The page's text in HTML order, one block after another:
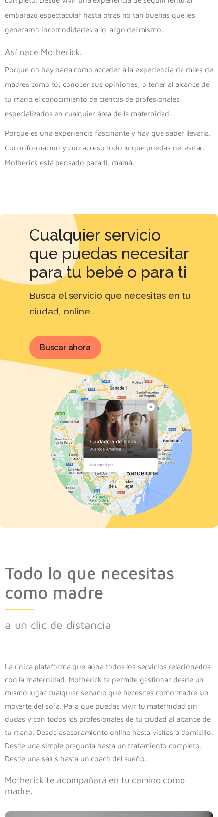
embarazo espectacular hasta otras no tan buenas que les
generaron incomodidades a lo largo del mismo.
Así nace Motherick.
Porque no hay nada como acceder a la experiencia de miles de
madres como tú, conocer sus opiniones, o tener al alcance de
tu mano el conocimiento de cientos de profesionales
especializados en cualquier área de la maternidad.
Porque es una experiencia fascinante y hay que saber llevarla.
Con información y con acceso todo lo que puedas necesitar.
Motherick está pensado para ti, mamá.
Cualquier servicio
que puedas necesitar
para tu bebé o para ti
Busca el servicio que necesitas en tu
ciudad, online…
Buscar ahora
Todo lo que necesitas
como madre
a un clic de distancia
La única plataforma que aúna todos los servicios relacionados
con la maternidad. Motherick te permite gestionar desde un
mismo lugar cualquier servicio que necesites como madre sin
moverte del sofá. Para que puedas vivir tu maternidad sin
dudas y con todos los profesionales de tu ciudad al alcance de
tu mano. Desde asesoramiento online hasta visitas a domicilio.
Desde una simple pregunta hasta un tratamiento completo.
Desde una salus hasta un coach del sueño.
Motherick te acompañará en tu camino como
madre.